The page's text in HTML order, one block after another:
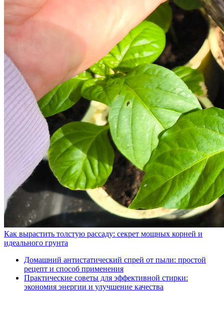
Как вырастить толстую рассаду: секрет мощных корней и
идеального грунта
Домашний антистатический спрей от пыли: простой
рецепт и способ применения
Практические советы для эффективной стирки:
экономия энергии и улучшение качества